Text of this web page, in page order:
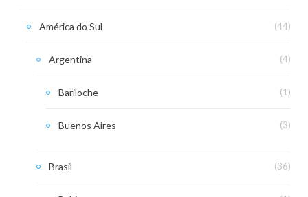
América do Sul (44)
Argentina (4)
Bariloche (1)
Buenos Aires (3)
Brasil (36)